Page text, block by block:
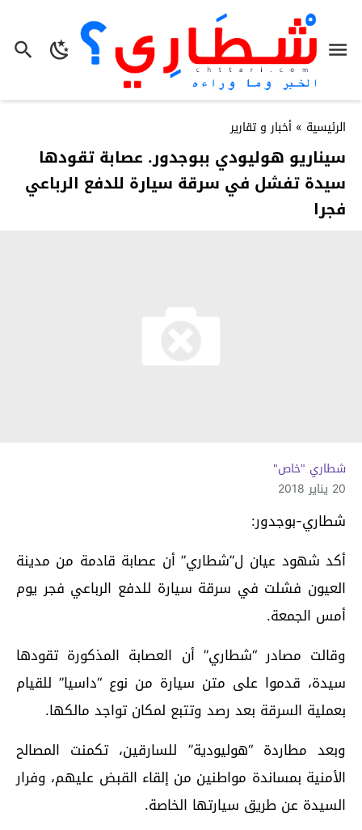
الرئيسية » أخبار و تقارير
سيناريو هوليودي ببوجدور. عصابة تقودها
سيدة تفشل في سرقة سيارة للدفع الرباعي
فجرا
شطاري "خاص"
20 يناير 2018
شطاري-بوجدور:
أكد شهود عيان ل”شطاري” أن عصابة قادمة من مدينة
العيون فشلت في سرقة سيارة للدفع الرباعي فجر يوم
أمس الجمعة.
وقالت مصادر “شطاري” أن العصابة المذكورة تقودها
سيدة، قدموا على متن سيارة من نوع “داسيا” للقيام
بعملية السرقة بعد رصد وتتبع لمكان تواجد مالكها.
وبعد مطاردة “هوليودية” للسارقين، تكمنت المصالح
الأمنية بمساندة مواطنين من إلقاء القبض عليهم، وفرار
السيدة عن طريق سيارتها الخاصة.